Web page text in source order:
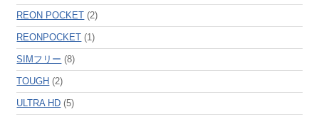
REON POCKET (2)
REONPOCKET (1)
SIMフリー (8)
TOUGH (2)
ULTRA HD (5)